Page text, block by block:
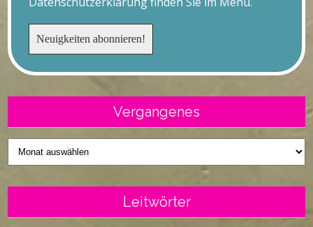
Vergangenes
Vergangenes
Leitwörter